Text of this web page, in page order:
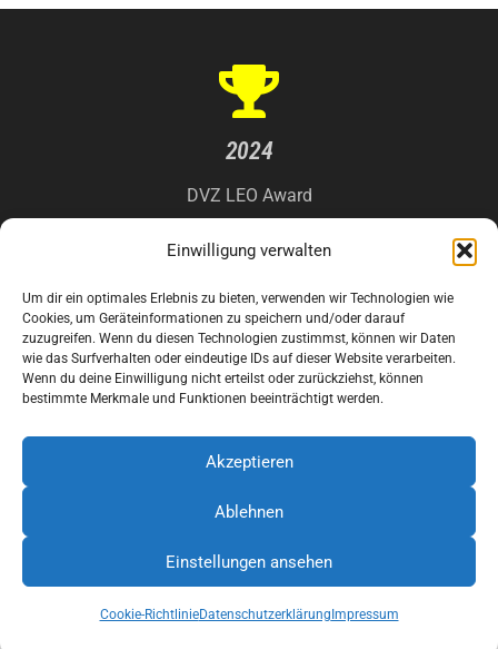
Einwilligung verwalten
Um dir ein optimales Erlebnis zu bieten, verwenden wir Technologien wie
Cookies, um Geräteinformationen zu speichern und/oder darauf
zuzugreifen. Wenn du diesen Technologien zustimmst, können wir Daten
wie das Surfverhalten oder eindeutige IDs auf dieser Website verarbeiten.
Wenn du deine Einwilligung nicht erteilst oder zurückziehst, können
bestimmte Merkmale und Funktionen beeinträchtigt werden.
Akzeptieren
Ablehnen
Einstellungen ansehen
Cookie-RichtlinieDatenschutzerklärung Impressum
2024
DVZ LEO Award
2021
Eco performance Award
2019
Handelsblatt Genius Award
Diese Internetseite verwendet Cookies für die Analyse und
Statistik. Cookies helfen uns, die Benutzerfreundlichkeit
unserer Website zu verbessern. Durch die weitere Nutzung
der Website stimmen Sie der Verwendung zu. Weitere
Informationen hierzu finden Sie in unserer